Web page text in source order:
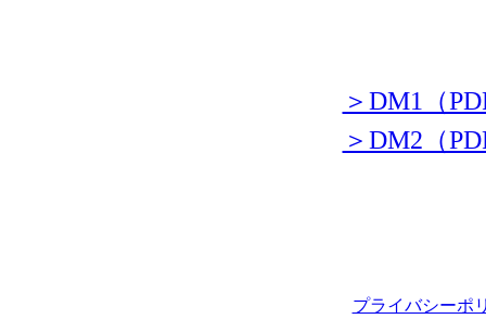
＞DM1（
＞DM2（
プライバシーポ